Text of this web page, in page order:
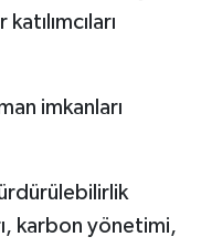
imkanları
karbon yönetimi,